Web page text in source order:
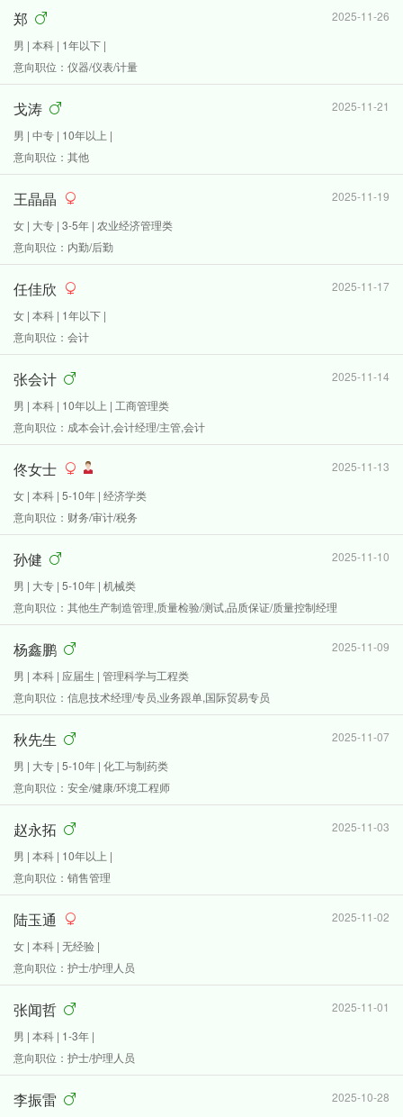
郑
2025-11-26
男 | 本科 | 1年以下 |
意向职位：仪器/仪表/计量
戈涛
2025-11-21
男 | 中专 | 10年以上 |
意向职位：其他
王晶晶
2025-11-19
女 | 大专 | 3-5年 | 农业经济管理类
意向职位：内勤/后勤
任佳欣
2025-11-17
女 | 本科 | 1年以下 |
意向职位：会计
张会计
2025-11-14
男 | 本科 | 10年以上 | 工商管理类
意向职位：成本会计,会计经理/主管,会计
佟女士
2025-11-13
女 | 本科 | 5-10年 | 经济学类
意向职位：财务/审计/税务
孙健
2025-11-10
男 | 大专 | 5-10年 | 机械类
意向职位：其他生产制造管理,质量检验/测试,品质保证/质量控制经理
杨鑫鹏
2025-11-09
男 | 本科 | 应届生 | 管理科学与工程类
意向职位：信息技术经理/专员,业务跟单,国际贸易专员
秋先生
2025-11-07
男 | 大专 | 5-10年 | 化工与制药类
意向职位：安全/健康/环境工程师
赵永拓
2025-11-03
男 | 本科 | 10年以上 |
意向职位：销售管理
陆玉通
2025-11-02
女 | 本科 | 无经验 |
意向职位：护士/护理人员
张闻哲
2025-11-01
男 | 本科 | 1-3年 |
意向职位：护士/护理人员
李振雷
2025-10-28